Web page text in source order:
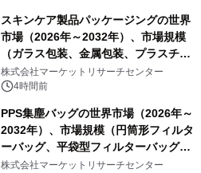
スキンケア製品パッケージングの世界
市場（2026年～2032年）、市場規模
（ガラス包装、金属包装、プラスチッ
ク包装、その他）・分析レポートを発
表
株式会社マーケットリサーチセンター
4時間前
PPS集塵バッグの世界市場（2026年～
2032年）、市場規模（円筒形フィルタ
ーバッグ、平袋型フィルターバッグ、
プリーツフィルターバッグ、その
株式会社マーケットリサーチセンター